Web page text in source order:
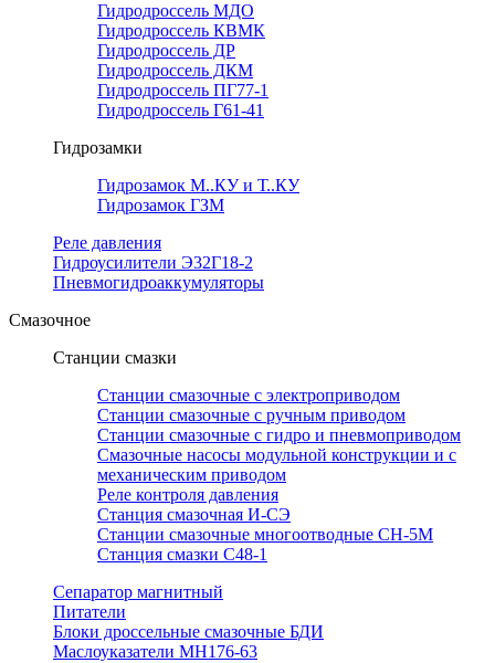
Гидродроссель МДО
Гидродроссель КВМК
Гидродроссель ДР
Гидродроссель ДКМ
Гидродроссель ПГ77-1
Гидродроссель Г61-41
Гидрозамки
Гидрозамок М..КУ и Т..КУ
Гидрозамок ГЗМ
Реле давления
Гидроусилители Э32Г18-2
Пневмогидроаккумуляторы
Смазочное
Станции смазки
Станции смазочные с электроприводом
Станции смазочные с ручным приводом
Станции смазочные с гидро и пневмоприводом
Смазочные насосы модульной конструкции и с
механическим приводом
Реле контроля давления
Станция смазочная И-СЭ
Станции смазочные многоотводные СН-5М
Станция смазки С48-1
Сепаратор магнитный
Питатели
Блоки дроссельные смазочные БДИ
Маслоуказатели МН176-63